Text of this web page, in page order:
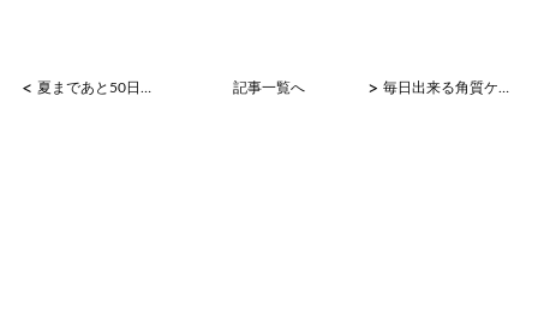
< 夏まであと50日！ 記事一覧へ > 毎日出来る角質ケア